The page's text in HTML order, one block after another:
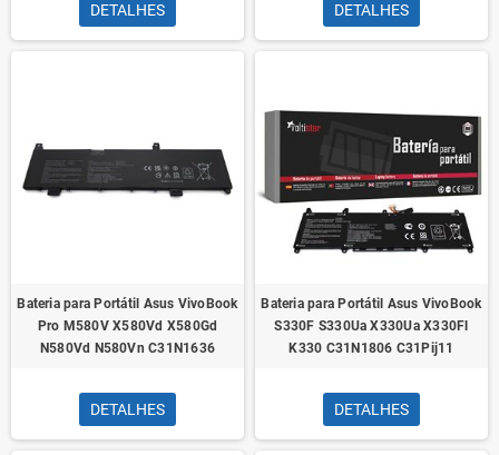
DETALHES DETALHES
Bateria para Portátil Asus VivoBook
Pro M580V X580Vd X580Gd
N580Vd N580Vn C31N1636
DETALHES
Bateria para Portátil Asus VivoBook
S330F S330Ua X330Ua X330Fl
K330 C31N1806 C31Pij11
DETALHES